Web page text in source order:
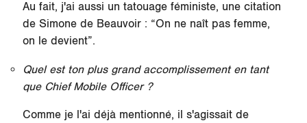
Au fait, j'ai aussi un tatouage féministe, une citation
de Simone de Beauvoir : “On ne naît pas femme,
on le devient”.
Quel est ton plus grand accomplissement en tant
que Chief Mobile Officer ?
Comme je l'ai déjà mentionné, il s'agissait de